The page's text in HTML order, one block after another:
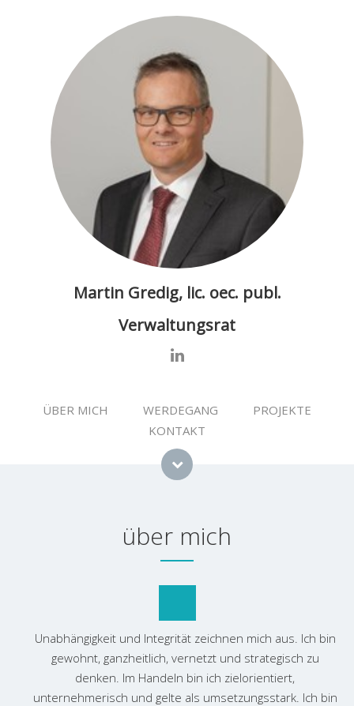
Martin Gredig, lic. oec. publ.
Verwaltungsrat
ÜBER MICH WERDEGANG
PROJEKTE
KONTAKT
über mich
Unabhängigkeit und Integrität zeichnen mich aus. Ich bin
gewohnt, ganzheitlich, vernetzt und strategisch zu
denken. Im Handeln bin ich zielorientiert,
unternehmerisch und gelte als umsetzungsstark. Ich bin